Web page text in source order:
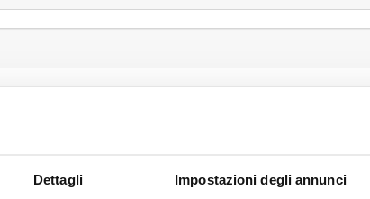
Dettagli Impostazioni degli annunci